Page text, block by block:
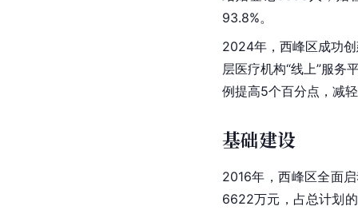
93.8%。
2024年，西峰区成功
层医疗机构“线上”服务
例提高5个百分点，减
基础建设
2016年，西峰区全面
6622万元，占总计划